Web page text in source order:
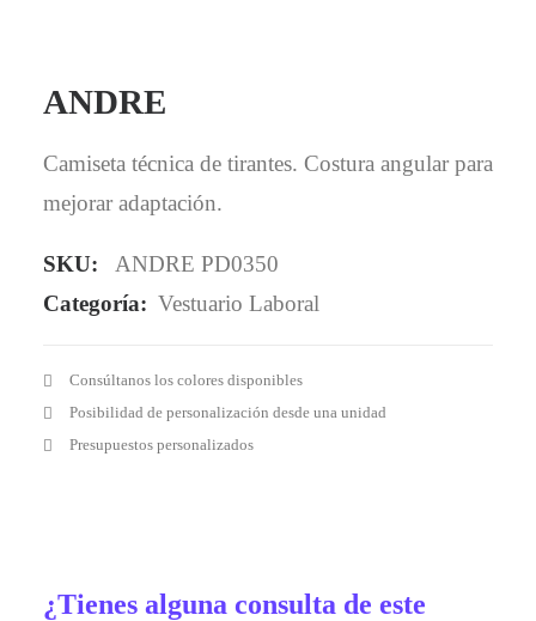
ANDRE
Camiseta técnica de tirantes. Costura angular para
mejorar adaptación.
SKU:
ANDRE PD0350
Categoría: Vestuario Laboral
Consúltanos los colores disponibles
Posibilidad de personalización desde una unidad
Presupuestos personalizados
¿Tienes alguna consulta de este